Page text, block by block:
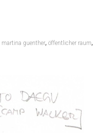
martina guenther,öffentlicher raum,